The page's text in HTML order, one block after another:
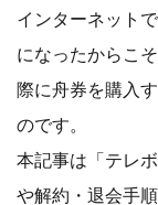
インターネット
になったからこ
際に舟券を購入
のです。
本記事は「テレ
や解約・退会手